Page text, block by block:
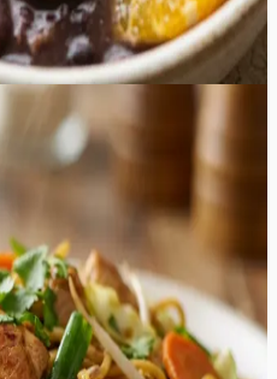
klassika, mis pakub
köögivilju ja
retsept on loodud
kogemust otse teie
ja värskemal
tasakaalustatud
soolaka sügavuse,
pähklise aroomi ja suhkru